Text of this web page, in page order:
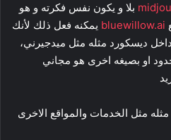
بلا و يكون نفس فكرته و هو
bluewillow.ai يمكنه فعل ذلك لأنك
ديسكورد مثله مثل ميدجيرني،
او بصيغه اخرى هو مجاني
مثل الخدمات والمواقع الاخرى